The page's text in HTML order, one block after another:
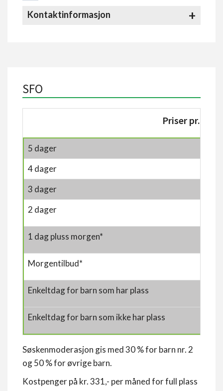
Kontaktinformasjon
SFO
Priser pr.
5 dager
4 dager
3 dager
2 dager
1 dag pluss morgen*
Morgentilbud*
Enkeltdag for barn som har plass
Enkeltdag for barn som ikke har plass
Søskenmoderasjon gis med 30 % for barn nr. 2
og 50 % for øvrige barn.
Kostpenger på kr. 331,- per måned for full plass